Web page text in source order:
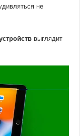
не
выглядит